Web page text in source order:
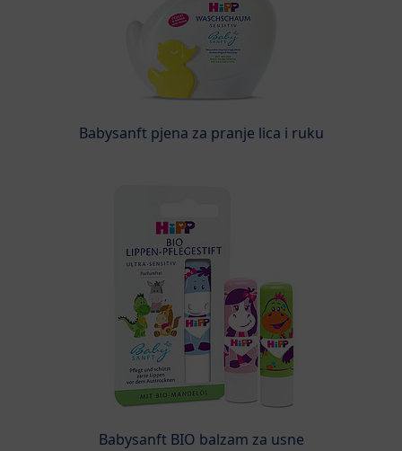
Babysanft pjena za pranje lica i ruku
Babysanft BIO balzam za usne